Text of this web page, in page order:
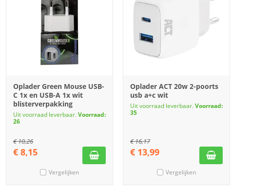
Oplader Green Mouse USB-
C 1x en USB-A 1x wit
blisterverpakking
Uit voorraad leverbaar.Voorraad:
26
€10,26
€ 8,15
Vergelijken
Oplader ACT 20w 2-poorts
usb a+c wit
Uit voorraad leverbaar.Voorraad:
35
€16,17
€ 13,99
Vergelijken